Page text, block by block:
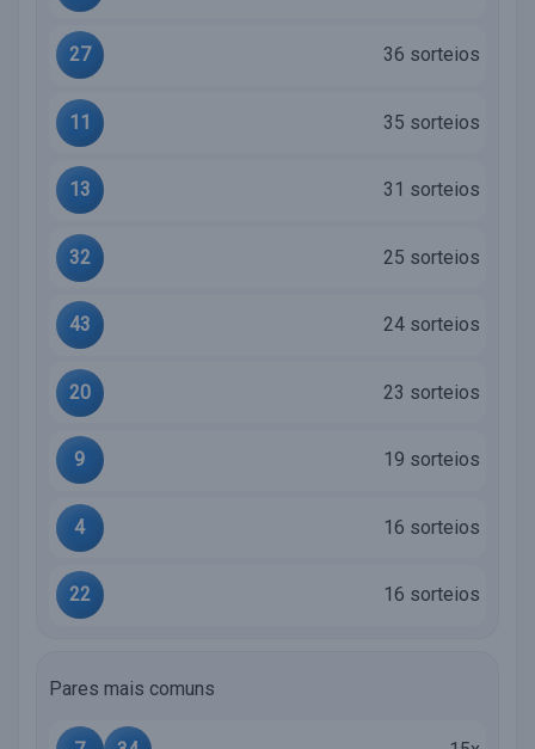
27 36 sorteios
11 35 sorteios
13 31 sorteios
32 25 sorteios
43 24 sorteios
20 23 sorteios
9 19 sorteios
4 16 sorteios
22 16 sorteios
Pares mais comuns